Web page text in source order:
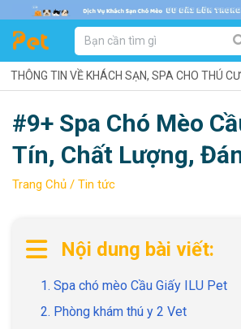
DANH MỤC SẢN
SẢN PHẨM DÀNH CHO MÈO SẢN
SẨN PHẨM THEO THƯƠNG HIỆU
THÔNG TIN VỀ KHÁCH SẠN, SPA CHO THÚ
#9+ Spa Chó Mèo
Tín, Chất Lượng,
Trang Chủ / Tin tức
Nội dung bài viết:
1. Spa chó mèo Cầu Giấy ILU Pet
2. Phòng khám thú y 2 Vet